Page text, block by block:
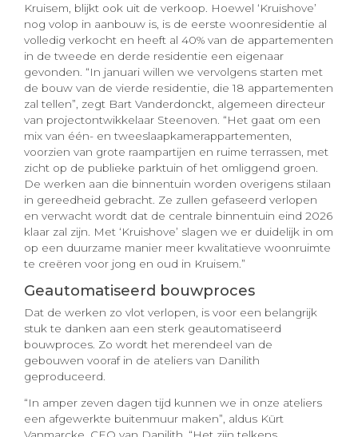
Kruisem, blijkt ook uit de verkoop. Hoewel ‘Kruishove’
nog volop in aanbouw is, is de eerste woonresidentie al
volledig verkocht en heeft al 40% van de appartementen
in de tweede en derde residentie een eigenaar
gevonden. “In januari willen we vervolgens starten met
de bouw van de vierde residentie, die 18 appartementen
zal tellen”, zegt Bart Vanderdonckt, algemeen directeur
van projectontwikkelaar Steenoven. “Het gaat om een
mix van één- en tweeslaapkamerappartementen,
voorzien van grote raampartijen en ruime terrassen, met
zicht op de publieke parktuin of het omliggend groen.
De werken aan die binnentuin worden overigens stilaan
in gereedheid gebracht. Ze zullen gefaseerd verlopen
en verwacht wordt dat de centrale binnentuin eind 2026
klaar zal zijn. Met ‘Kruishove’ slagen we er duidelijk in om
op een duurzame manier meer kwalitatieve woonruimte
te creëren voor jong en oud in Kruisem.”
Geautomatiseerd bouwproces
Dat de werken zo vlot verlopen, is voor een belangrijk
stuk te danken aan een sterk geautomatiseerd
bouwproces. Zo wordt het merendeel van de
gebouwen vooraf in de ateliers van Danilith
geproduceerd.
“In amper zeven dagen tijd kunnen we in onze ateliers
een afgewerkte buitenmuur maken”, aldus Kürt
Vanmarcke, CEO van Danilith. “Het zijn telkens